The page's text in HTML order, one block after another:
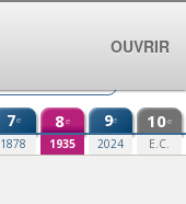
7e
1878
8e
1935
9e
2024
10e
E.C.
OUVRIR